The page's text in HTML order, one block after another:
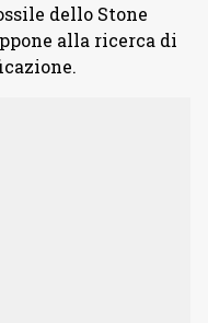
dello Stone
alla ricerca di